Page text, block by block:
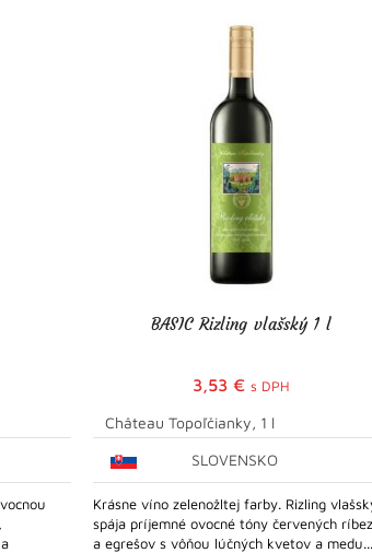
BASIC Rizling vlašský 1 l
3,53 € s DPH
Château Topoľčianky, 1 l
SLOVENSKO
Krásne víno zelenožltej farby. Rizling
spája príjemné ovocné tóny červených
a egrešov s vôňou lúčných kvetov a medu...